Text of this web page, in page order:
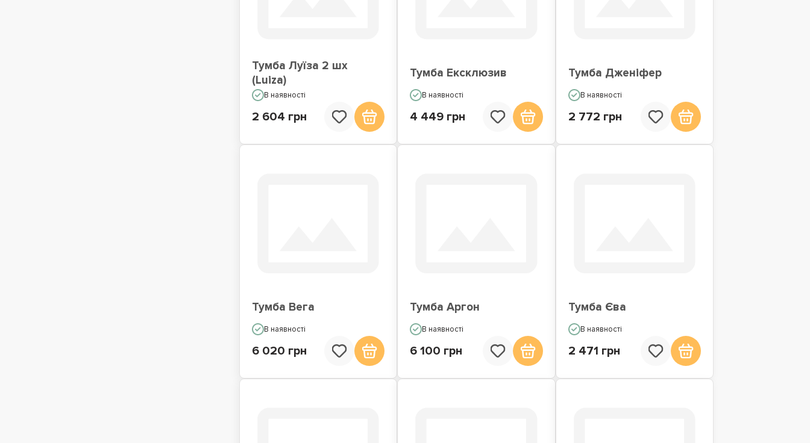
Тумба Луїза 2 шх
(Luiza)
В наявності
2 604 грн
Тумба Ексклюзив
В наявності
4 449 грн
Тумба Дженіфер
В наявності
2 772 грн
Тумба Вега
В наявності
6 020 грн
Тумба Аргон
В наявності
6 100 грн
Тумба Єва
В наявності
2 471 грн